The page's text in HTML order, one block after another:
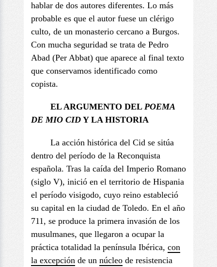
hablar de dos autores diferentes. Lo más
probable es que el autor fuese un clérigo
culto, de un monasterio cercano a Burgos.
Con mucha seguridad se trata de Pedro
Abad (Per Abbat) que aparece al final texto
que conservamos identificado como
copista.
EL ARGUMENTO DEL POEMA
DE MIO CID Y LA HISTORIA
La acción histórica del Cid se sitúa
dentro del período de la Reconquista
española. Tras la caída del Imperio Romano
(siglo V), inició en el territorio de Hispania
el período visigodo, cuyo reino estableció
su capital en la ciudad de Toledo. En el año
711, se produce la primera invasión de los
musulmanes, que llegaron a ocupar la
práctica totalidad la península Ibérica, con
la excepción de un núcleo de resistencia